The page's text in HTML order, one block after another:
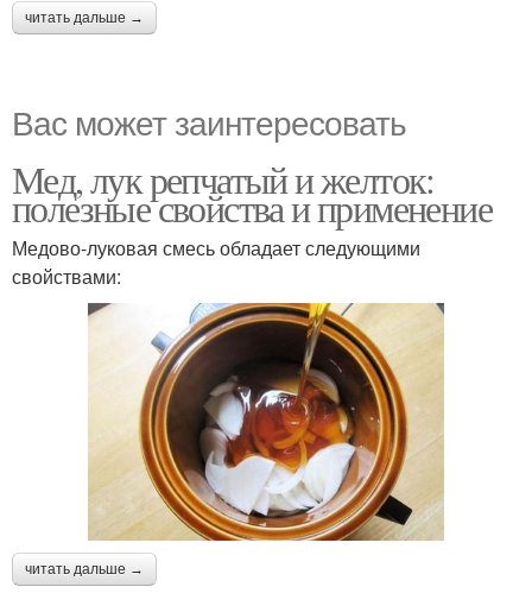
читать дальше →
Вас может заинтересовать
Мед, лук репчатый и желток:
полезные свойства и применение
Медово-луковая смесь обладает следующими
свойствами:
читать дальше →